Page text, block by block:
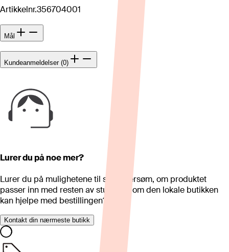
Artikkelnr.356704001
Mål
Kundeanmeldelser (0)
Lurer du på noe mer?
Lurer du på mulighetene til skreddersøm, om produktet
passer inn med resten av stua eller om den lokale butikken
kan hjelpe med bestillingen?
Kontakt din nærmeste butikk